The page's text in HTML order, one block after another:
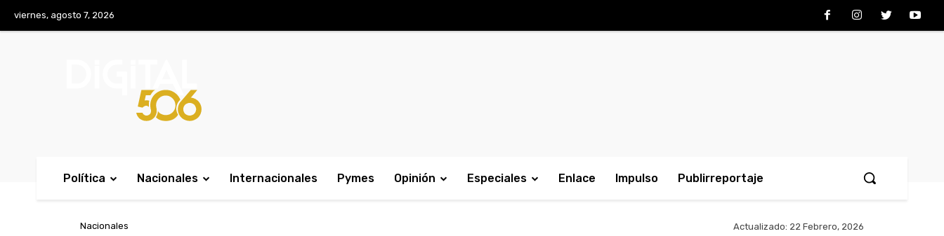
viernes, agosto 7, 2026
Política Nacionales Internacionales Pymes Opinión Especiales Enlace Impulso Publirreportaje
Nacionales Actualizado: 22 Febrero, 2026